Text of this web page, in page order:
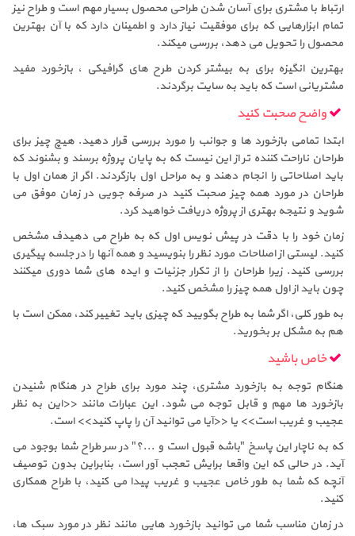
ارتباط با مشتری برای آسان شدن طراحی محصول بسیار مهم است و طراح نیز
تمام ابزارهایی که برای موفقیت نیاز دارد و اطمینان دارد که با آن بهترین
محصول را تحویل می دهد، بررسی میکند.
بهترین انگیزه برای به بیشتر کردن طرح های گرافیکی ، بازخورد مفید
مشتریانی است که باید به سایت برگردند.
واضح صحبت کنید
ابتدا تمامی بازخورد ها و جوانب را مورد بررسی قرار دهید. هیچ چیز برای
طراحان ناراحت کننده تر از این نیست که به پایان پروژه برسند و بشنوند که
باید اصلاحاتی را انجام دهند و به مراحل اول بازگردند. اگر از همان اول با
طراحان در مورد همه چیز صحبت کنید در صرفه جویی در زمان موفق می
شوید و نتیجه بهتری از پروژه دریافت خواهید کرد.
زمان خود را با دقت در پیش نویس اول که به طراح می دهیدف مشخص
کنید. لیستی از اصلاحات مورد نظر را بنویسید و همه آنها را در جلسه پیگیری
بررسی کنید. زیرا طراحان را از تکرار جزئیات و ایده های شما دوری میکنند
چون باید از اول همه چیز را مشخص کنید.
به طور کلی، اگر شما به طراح بگویید که چیزی باید تغییر کند، ممکن است با
هم به مشکل بر بخورید.
خاص باشید
هنگام توجه به بازخورد مشتری، چند مورد برای طراح در هنگام شنیدن
بازخورد ها مهم و قابل توجه می شود. این عبارات مانند <<این به نظر
عجیب و غریب است>> یا <<آیا می توانید آن را پاپ کنید>> است.
که به ناچار این پاسخ "باشه قبول است و ...؟" در سر طراح شما بوجود می
آید. در حالی که این واقعا برایش تعجب آور است، بنابراین بدون توصیف
آنچه که شما به طور خاص عجیب و غریب پیدا می کنید، با طراح همکاری
کنید.
در زمان مناسب شما می توانید بازخورد هایی مانند نظر در مورد سبک ها،